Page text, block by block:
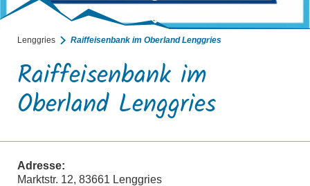
Lenggries Raiffeisenbank im Oberland Lenggries
Raiffeisenbank im
Oberland Lenggries
Adresse:
Marktstr. 12, 83661 Lenggries